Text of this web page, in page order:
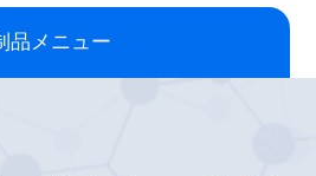
品メニュー